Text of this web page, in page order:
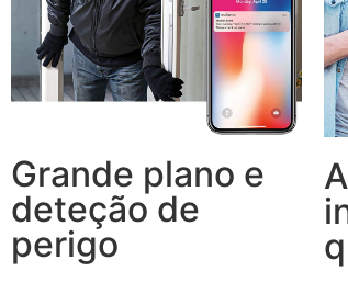
Grande plano e
deteção de
perigo